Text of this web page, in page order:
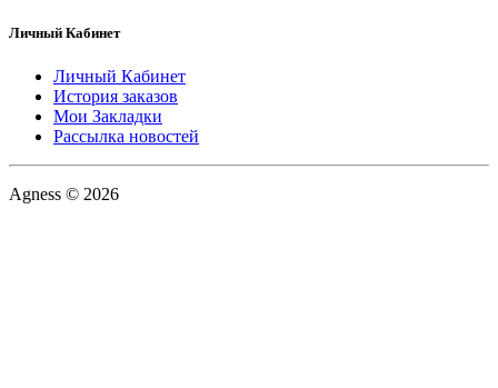
Личный Кабинет
Личный Кабинет
История заказов
Мои Закладки
Рассылка новостей
Agness © 2026